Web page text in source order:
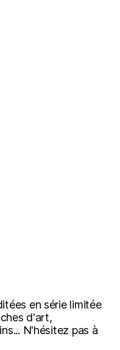
en série limitée
d'art,
N'hésitez pas à